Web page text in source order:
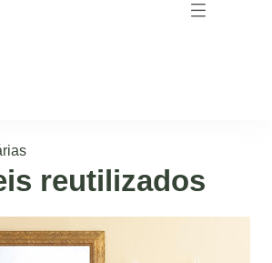
reutilizados